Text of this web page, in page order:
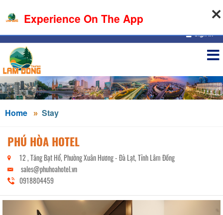
07-08-2026, 01:14:35
Sign in
Home Stay
PHÚ HÒA HOTEL
12 , Tăng Bạt Hổ, Phường Xuân Hương - Đà Lạt, Tỉnh Lâm Đồng
sales@phuhoahotel.vn
0918804459
Experience On The App